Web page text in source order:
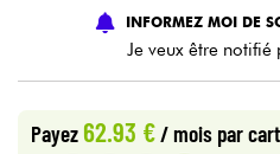
Eveil Musical
HiFi
INFORMEZ MOI DE
Je veux être notifié
Payez62.93 €/ mois par